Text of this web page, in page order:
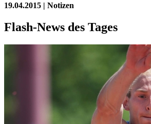
19.04.2015 | Notizen
Flash-News des Tages